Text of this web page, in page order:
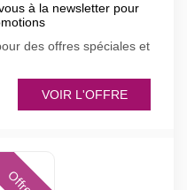
à la newsletter pour
des offres spéciales et
VOIR L'OFFRE